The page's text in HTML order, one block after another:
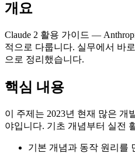
개요
Claude 2 활용 가이드 —
적으로 다룹니다. 실무에서 바
으로 정리했습니다.
핵심 내용
이 주제는 2023년 현재 많은 개
야입니다. 기초 개념부터 실전
기본 개념과 동작 원리를